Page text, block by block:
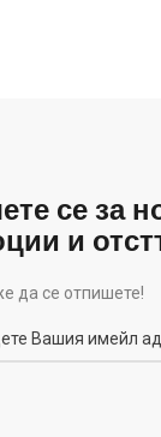
се за
и
да се отпишете!